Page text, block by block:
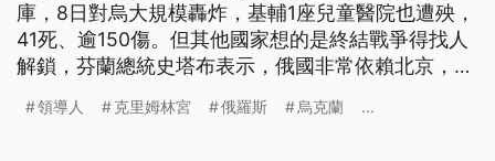
庫，8日對烏大規模轟炸，基輔1座兒童醫院也遭殃，
41死、逾150傷。但其他國家想的是終結戰爭得找人
解鎖，芬蘭總統史塔布表示，俄國非常依賴北京，只
羅斯的匈牙利總理奧班8日突然造訪北京，習近平提
領導人 克里姆林宮 俄羅斯 烏克蘭 ...